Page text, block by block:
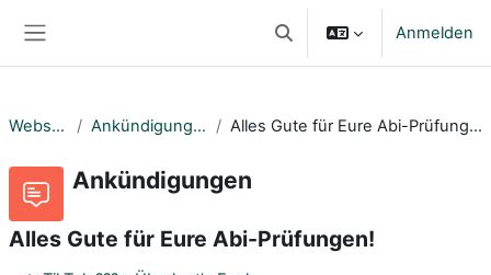
Sucheingabe umschalten
Anmelden
Website Ankündigungen Alles Gute für Eure Abi-Prüfungen!
Ankündigungen
Alles Gute für Eure Abi-Prüfungen!